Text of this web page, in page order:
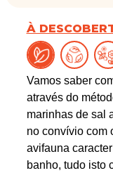
À
Vamos saber
através do
marinhas de sal
no convívio com
avifauna
banho, tudo isto